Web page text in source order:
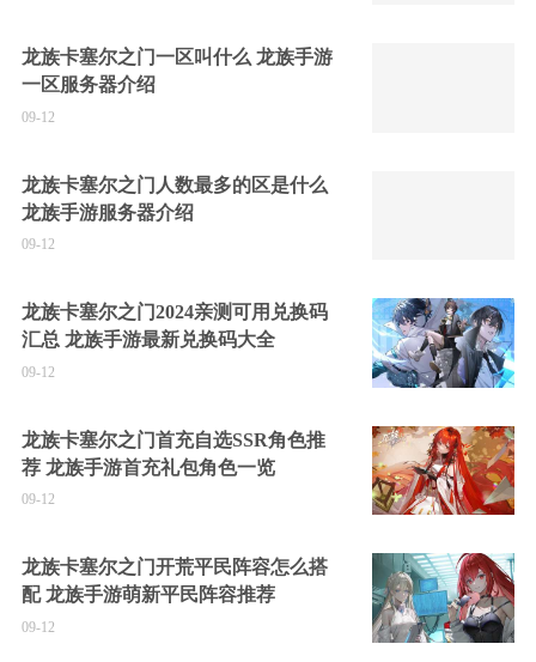
龙族卡塞尔之门一区叫什么 龙族手游
一区服务器介绍
09-12
龙族卡塞尔之门人数最多的区是什么
龙族手游服务器介绍
09-12
龙族卡塞尔之门2024亲测可用兑换码
汇总 龙族手游最新兑换码大全
09-12
龙族卡塞尔之门首充自选SSR角色推
荐 龙族手游首充礼包角色一览
09-12
龙族卡塞尔之门开荒平民阵容怎么搭
配 龙族手游萌新平民阵容推荐
09-12